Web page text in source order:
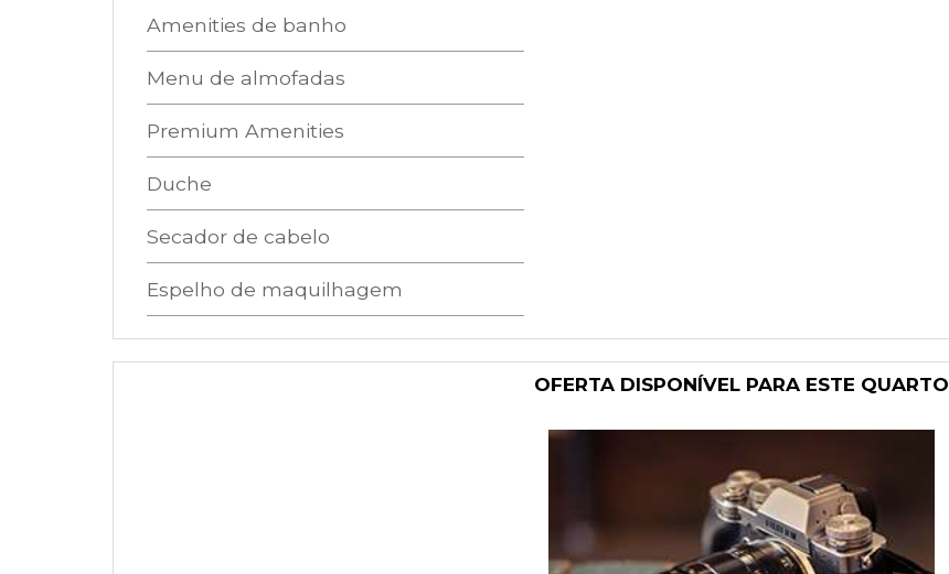
Amenities de banho
Menu de almofadas
Premium Amenities
Duche
Secador de cabelo
Espelho de maquilhagem
OFERTA DISPONÍVEL PARA ESTE QUARTO